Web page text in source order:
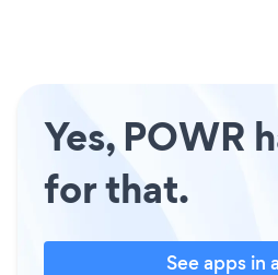
Yes, POWR
for that.
See apps in